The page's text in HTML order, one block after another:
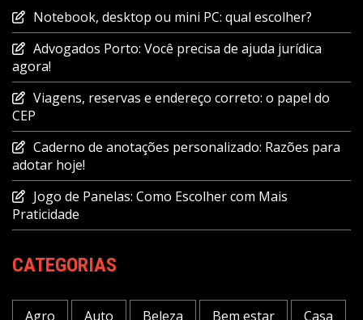
Notebook, desktop ou mini PC: qual escolher?
Advogados Porto: Você precisa de ajuda jurídica
agora!
Viagens, reservas e endereço correto: o papel do
CEP
Caderno de anotações personalizado: Razões para
adotar hoje!
Jogo de Panelas: Como Escolher com Mais
Praticidade
CATEGORIAS
Agro Auto Beleza Bem estar Casa